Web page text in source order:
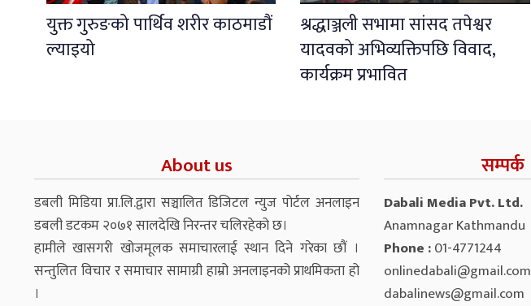
युक्त गुरुङको पार्थिव शरीर काठमाडौं
ल्याइयो
श्रद्धाञ्जली सभामा सांसद तपेश्वर
यादवको अभिव्यक्तिपछि विवाद,
कार्यक्रम प्रभावित
About us
डबली मिडिया प्रा.लि.द्वारा सञ्चालित डिजिटल न्युज पोर्टल अनलाइन
डबली डटकम २०७१ सालदेखि निरन्तर चलिरहेको छ।
हामीले खासगरी खोजमूलक समाचारलाई स्थान दिने गरेका छौं ।
सन्तुलित विचार र समाचार सामाग्री हाम्रो अनलाइनको प्राथमिकता हो
।
सम्पर्क
Dabali Media Pvt. Ltd.
Anamnagar Kathmandu
Phone :01-4771244
onlinedabali@gmail.com
dabalinews@gmail.com